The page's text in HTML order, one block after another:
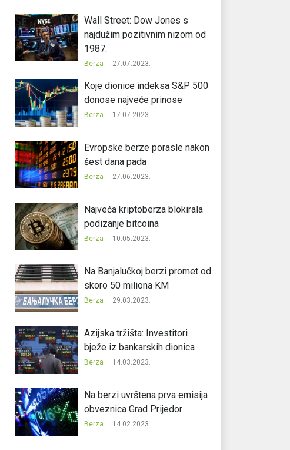
Wall Street: Dow Jones s
najdužim pozitivnim nizom od
1987.
Berza 27.07.2023.
Koje dionice indeksa S&P 500
donose najveće prinose
Berza 17.07.2023.
Evropske berze porasle nakon
šest dana pada
Berza 27.06.2023.
Najveća kriptoberza blokirala
podizanje bitcoina
Berza 10.05.2023.
Na Banjalučkoj berzi promet od
skoro 50 miliona KM
Berza 29.03.2023.
Azijska tržišta: Investitori
bježe iz bankarskih dionica
Berza 14.03.2023.
Na berzi uvrštena prva emisija
obveznica Grad Prijedor
Berza 14.02.2023.